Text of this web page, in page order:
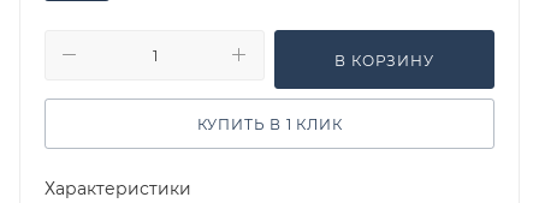
В КОРЗИНУ
КУПИТЬ В 1 КЛИК
Характеристики